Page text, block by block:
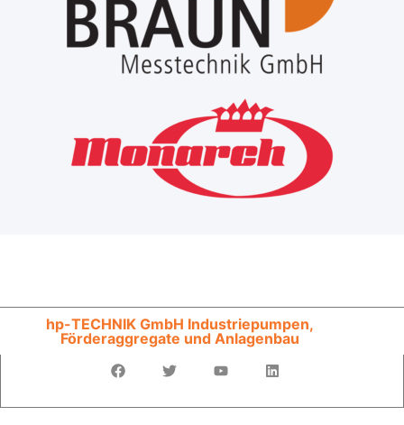
hp-TECHNIK GmbH Industriepumpen,
Förderaggregate und Anlagenbau